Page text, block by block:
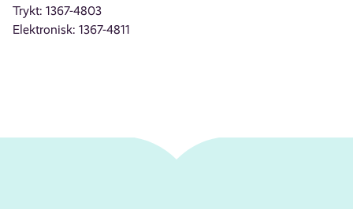
Trykt: 1367-4803
Elektronisk: 1367-4811